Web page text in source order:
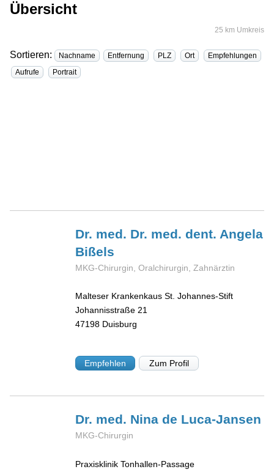
Übersicht
25 km Umkreis
Sortieren: Nachname Entfernung PLZ Ort
Empfehlungen
Aufrufe
Portrait
Dr. med. Dr. med. dent. Angela
Bißels
MKG-Chirurgin, Oralchirurgin, Zahnärztin
Malteser Krankenkaus St. Johannes-Stift
Johannisstraße 21
47198 Duisburg
Empfehlen Zum Profil
Dr. med. Ninade Luca-Jansen
MKG-Chirurgin
Praxisklinik Tonhallen-Passage